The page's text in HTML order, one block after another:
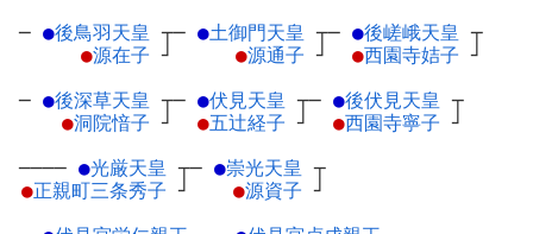
─ ●後鳥羽天皇 ┬
●源在子 ┘
─ ●土御門天皇 ┬
●源通子 ┘
─ ●後嵯峨天皇 ┬
●西園寺姞子 ┘
─ ●後深草天皇 ┬
●洞院愔子 ┘
─ ●伏見天皇 ┬
●五辻経子 ┘
─ ●後伏見天皇 ┬
●西園寺寧子 ┘
──── ●光厳天皇 ┬
●正親町三条秀子 ┘
─ ●崇光天皇 ┬
●源資子 ┘